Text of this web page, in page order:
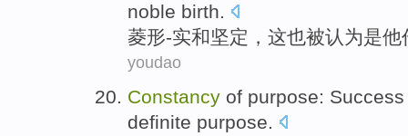
noble birth.
菱形-实和坚定 ，这也被认为是他
youdao
Constancy of purpose: Success
definite purpose.